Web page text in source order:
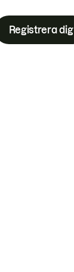
Registrera dig